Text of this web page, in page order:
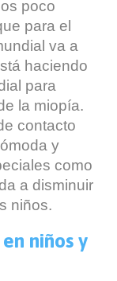
poco
para el
va a
haciendo
para
la miopía.
contacto
y
como
a disminuir
niños.
niños y